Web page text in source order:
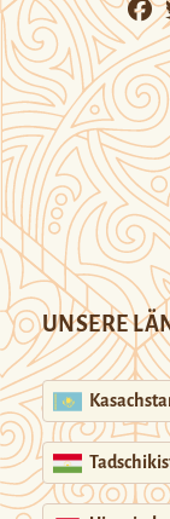
UNSERE